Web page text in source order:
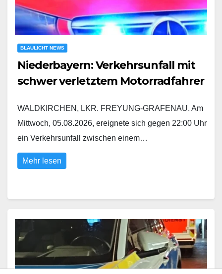
BLAULICHT NEWS
Niederbayern: Verkehrsunfall mit
schwer verletztem Motorradfahrer
WALDKIRCHEN, LKR. FREYUNG-GRAFENAU. Am
Mittwoch, 05.08.2026, ereignete sich gegen 22:00 Uhr
ein Verkehrsunfall zwischen einem…
Mehr lesen